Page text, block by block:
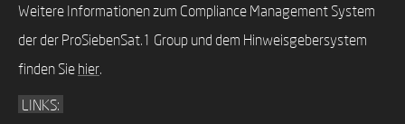
Weitere Informationen zum Compliance Management System
der der ProSiebenSat.1 Group und dem Hinweisgebersystem
finden Sie hier.
LINKS: